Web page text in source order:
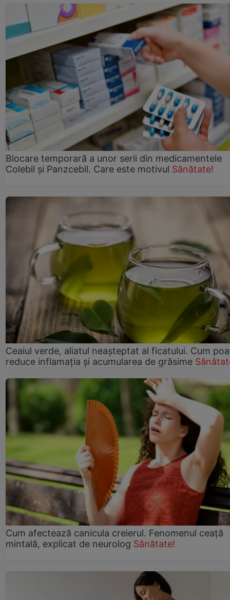
Blocare temporară a unor serii din medicamentele
Colebil și Panzcebil. Care este motivul Sănătate!
Ceaiul verde, aliatul neașteptat al ficatului. Cum
reduce inflamația și acumularea de grăsime
Cum afectează canicula creierul. Fenomenul ceață
mintală, explicat de neurolog Sănătate!